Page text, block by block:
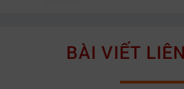
BÀI VIẾT